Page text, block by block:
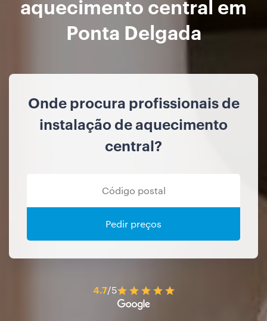
aquecimento central em
Ponta Delgada
Onde procura profissionais de
instalação de aquecimento
central?
Pedir preços
4.7/5